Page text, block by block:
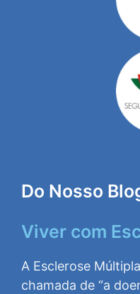
Do Nosso
Viver com
A Esclerose
chamada de “a